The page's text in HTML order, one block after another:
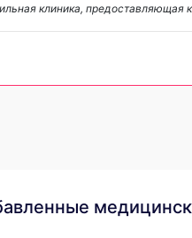
клиника, предоставляющая